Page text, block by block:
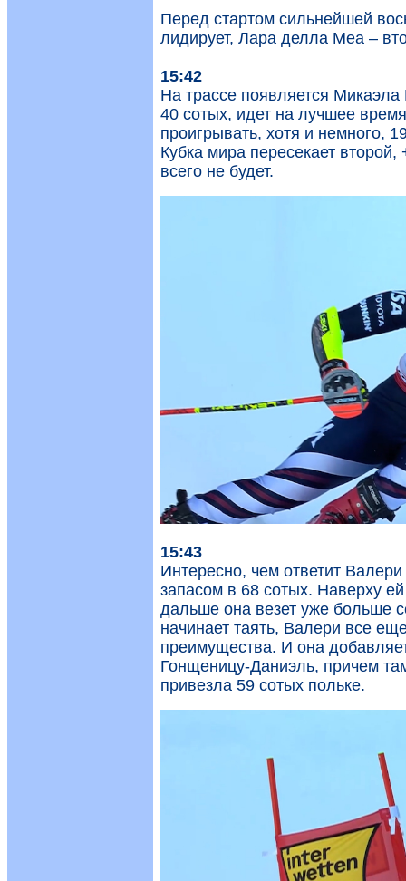
Перед стартом сильнейшей
лидирует, Лара делла Меа –
15:42
На трассе появляется
40 сотых, идет на лучшее
проигрывать, хотя и немного,
Кубка мира пересекает
всего не будет.
15:43
Интересно, чем ответит
запасом в 68 сотых. Наверху
дальше она везет уже больше
начинает таять, Валери все
преимущества. И она
Гонщеницу-Даниэль, причем
привезла 59 сотых польке.